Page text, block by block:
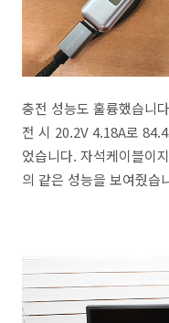
충전 성능도 훌륭했습니
전 시 20.2V 4.18A로
었습니다. 자석케이블이
의 같은 성능을 보여줬습